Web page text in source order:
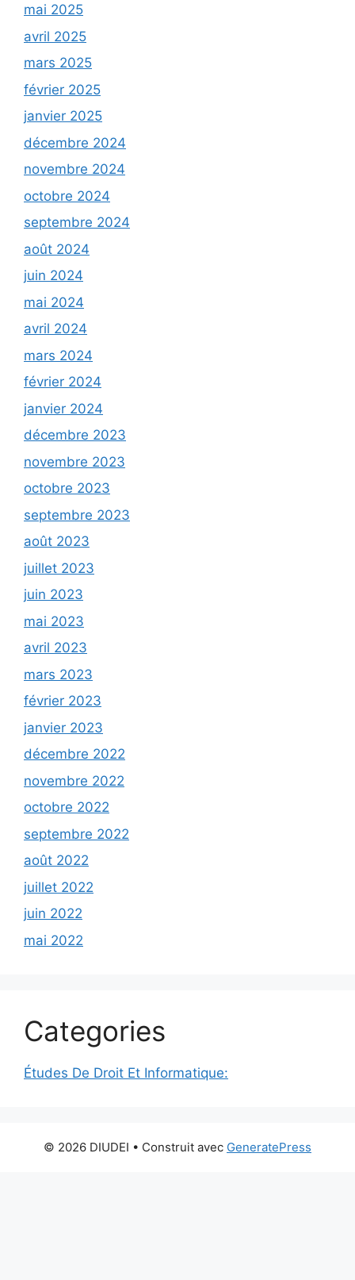
mai 2025
avril 2025
mars 2025
février 2025
janvier 2025
décembre 2024
novembre 2024
octobre 2024
septembre 2024
août 2024
juin 2024
mai 2024
avril 2024
mars 2024
février 2024
janvier 2024
décembre 2023
novembre 2023
octobre 2023
septembre 2023
août 2023
juillet 2023
juin 2023
mai 2023
avril 2023
mars 2023
février 2023
janvier 2023
décembre 2022
novembre 2022
octobre 2022
septembre 2022
août 2022
juillet 2022
juin 2022
mai 2022
Categories
Études De Droit Et Informatique:
© 2026 DIUDEI • Construit avec GeneratePress